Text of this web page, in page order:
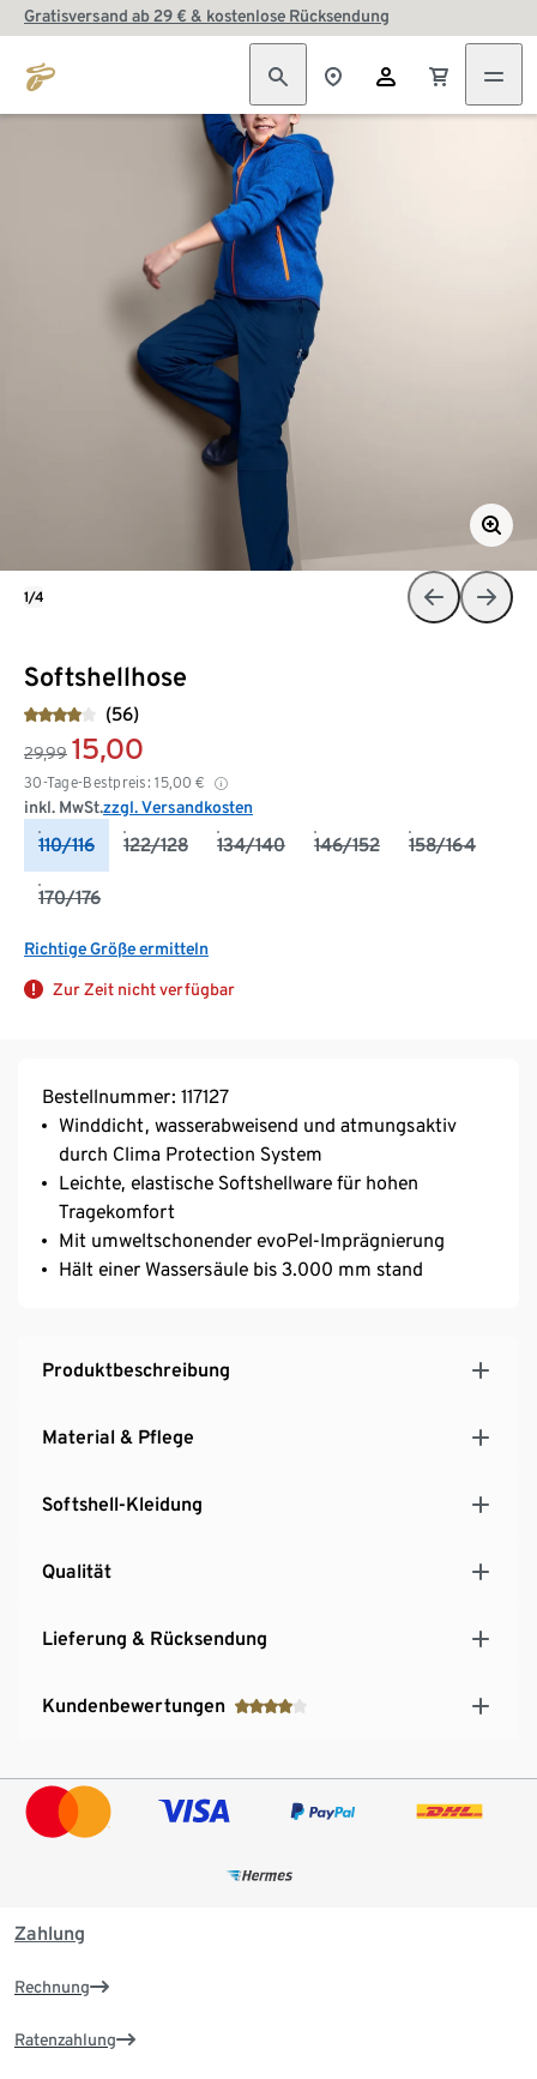
Gratisversand ab 29 € & kostenlose Rücksendung
Softshellhose
(56)
29,99 15,00
30-Tage-Bestpreis: 15,00 €
inkl. MwSt.zzgl. Versandkosten
110/116 122/128 134/140 146/152 158/164
170/176
Richtige Größe ermitteln
Zur Zeit nicht verfügbar
1/4
Bestellnummer: 117127
Winddicht, wasserabweisend und atmungsaktiv
durch Clima Protection System
Leichte, elastische Softshellware für hohen
Tragekomfort
Mit umweltschonender evoPel-Imprägnierung
Hält einer Wassersäule bis 3.000 mm stand
Produktbeschreibung
Material & Pflege
Softshell-Kleidung
Qualität
Lieferung & Rücksendung
Kundenbewertungen
Zahlung
Rechnung
Ratenzahlung